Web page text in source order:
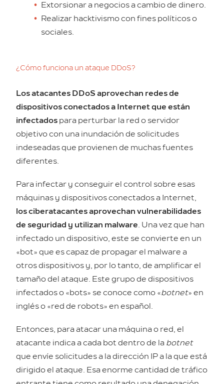
Extorsionar a negocios a cambio de dinero.
Realizar hacktivismo con fines políticos o
sociales.
¿Cómo funciona un ataque DDoS?
Los atacantes DDoS aprovechan redes de
dispositivos conectados a Internet que están
infectados para perturbar la red o servidor
objetivo con una inundación de solicitudes
indeseadas que provienen de muchas fuentes
diferentes.
Para infectar y conseguir el control sobre esas
máquinas y dispositivos conectados a Internet,
los ciberatacantes aprovechan vulnerabilidades
de seguridad y utilizan malware. Una vez que han
infectado un dispositivo, este se convierte en un
«bot» que es capaz de propagar el malware a
otros dispositivos y, por lo tanto, de amplificar el
tamaño del ataque. Este grupo de dispositivos
infectados o «bots» se conoce como «botnet» en
inglés o «red de robots» en español.
Entonces, para atacar una máquina o red, el
atacante indica a cada bot dentro de la botnet
que envíe solicitudes a la dirección IP a la que está
dirigido el ataque. Esa enorme cantidad de tráfico